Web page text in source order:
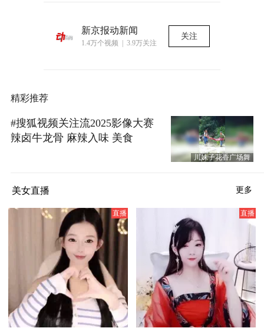
新京报动新闻
1.4万个视频 | 3.9万关注
关注
精彩推荐
#搜狐视频关注流2025影像大赛
辣卤牛龙骨 麻辣入味 美食
川妹子花香广场舞
美女直播 更多